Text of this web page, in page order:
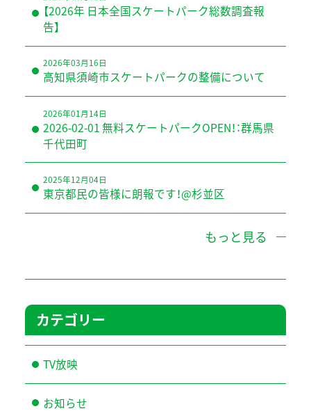
【2026年 日本全国スケートパーク総数調査報
告】
2026年03月16日
高知県須崎市スケートパークの整備について
2026年01月14日
2026-02-01 無料スケートパークOPEN！：群馬県
千代田町
2025年12月04日
東京都民の皆様に朗報です！@杉並区
もっと見る
カテゴリー
TV放映
お知らせ